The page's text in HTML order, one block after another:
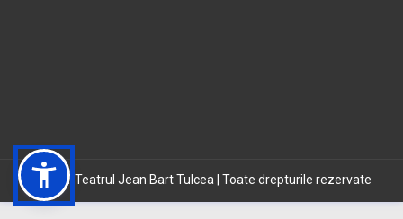
©2021 Teatrul Jean Bart Tulcea | Toate drepturile rezervate